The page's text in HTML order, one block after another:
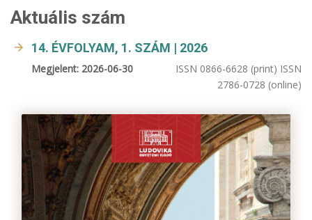
Aktuális szám
14. ÉVFOLYAM, 1. SZÁM | 2026
Megjelent: 2026-06-30
ISSN 0866-6628 (print) ISSN
2786-0728 (online)